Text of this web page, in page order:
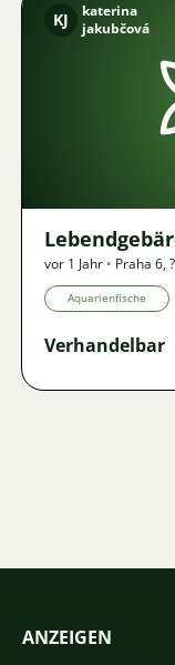
KJ
katerina
jakubčová
vor 1 Jahr • Praha 6,
Aquarienfische
Verhandelbar
ANZEIGEN